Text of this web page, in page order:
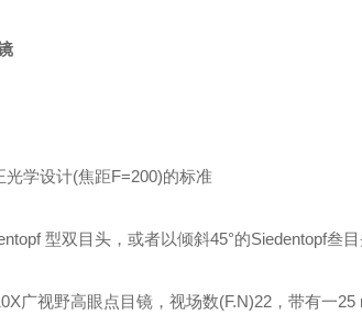
学设计(焦距F=200)的标准
型双目头，或者以倾斜45°的Siedentopf叁
广视野高眼点目镜，视场数(F.N)22，带有一